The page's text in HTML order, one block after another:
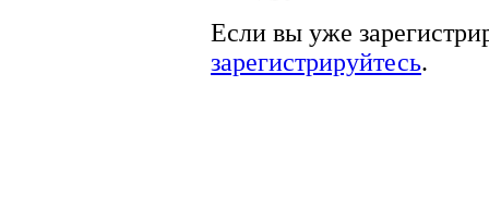
Если вы уже
зарегистрируйтесь.